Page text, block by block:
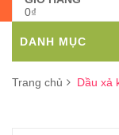
0₫
DANH MỤC
Trang chủ Dầu xả